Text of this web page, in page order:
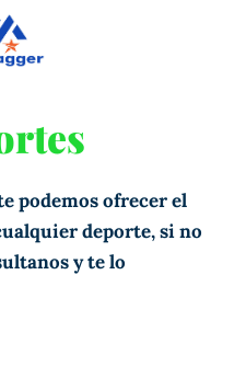
podemos ofrecer el
deporte, si no
y te lo